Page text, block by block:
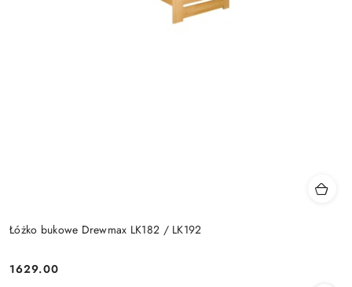
Łóżko bukowe Drewmax LK182 / LK192
Cena:
1629.00